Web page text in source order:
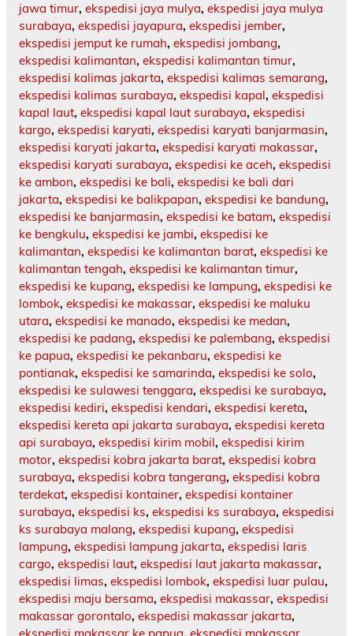
jawa timur, ekspedisi jaya mulya, ekspedisi jaya mulya
surabaya, ekspedisi jayapura, ekspedisi jember,
ekspedisi jemput ke rumah, ekspedisi jombang,
ekspedisi kalimantan, ekspedisi kalimantan timur,
ekspedisi kalimas jakarta, ekspedisi kalimas semarang,
ekspedisi kalimas surabaya, ekspedisi kapal, ekspedisi
kapal laut, ekspedisi kapal laut surabaya, ekspedisi
kargo, ekspedisi karyati, ekspedisi karyati banjarmasin,
ekspedisi karyati jakarta, ekspedisi karyati makassar,
ekspedisi karyati surabaya, ekspedisi ke aceh, ekspedisi
ke ambon, ekspedisi ke bali, ekspedisi ke bali dari
jakarta, ekspedisi ke balikpapan, ekspedisi ke bandung,
ekspedisi ke banjarmasin, ekspedisi ke batam, ekspedisi
ke bengkulu, ekspedisi ke jambi, ekspedisi ke
kalimantan, ekspedisi ke kalimantan barat, ekspedisi ke
kalimantan tengah, ekspedisi ke kalimantan timur,
ekspedisi ke kupang, ekspedisi ke lampung, ekspedisi ke
lombok, ekspedisi ke makassar, ekspedisi ke maluku
utara, ekspedisi ke manado, ekspedisi ke medan,
ekspedisi ke padang, ekspedisi ke palembang, ekspedisi
ke papua, ekspedisi ke pekanbaru, ekspedisi ke
pontianak, ekspedisi ke samarinda, ekspedisi ke solo,
ekspedisi ke sulawesi tenggara, ekspedisi ke surabaya,
ekspedisi kediri, ekspedisi kendari, ekspedisi kereta,
ekspedisi kereta api jakarta surabaya, ekspedisi kereta
api surabaya, ekspedisi kirim mobil, ekspedisi kirim
motor, ekspedisi kobra jakarta barat, ekspedisi kobra
surabaya, ekspedisi kobra tangerang, ekspedisi kobra
terdekat, ekspedisi kontainer, ekspedisi kontainer
surabaya, ekspedisi ks, ekspedisi ks surabaya, ekspedisi
ks surabaya malang, ekspedisi kupang, ekspedisi
lampung, ekspedisi lampung jakarta, ekspedisi laris
cargo, ekspedisi laut, ekspedisi laut jakarta makassar,
ekspedisi limas, ekspedisi lombok, ekspedisi luar pulau,
ekspedisi maju bersama, ekspedisi makassar, ekspedisi
makassar gorontalo, ekspedisi makassar jakarta,